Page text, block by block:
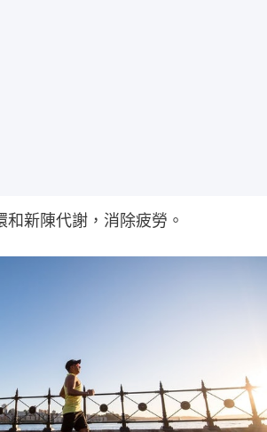
和新陳代謝，消除疲勞。